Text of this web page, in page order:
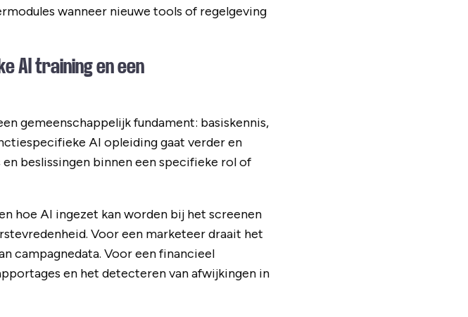
wanneer nieuwe tools of regelgeving
AI training en een
gemeenschappelijk fundament: basiskennis,
AI opleiding gaat verder en
beslissingen binnen een specifieke rol of
hoe AI ingezet kan worden bij het screenen
Voor een marketeer draait het
campagnedata. Voor een financieel
en het detecteren van afwijkingen in